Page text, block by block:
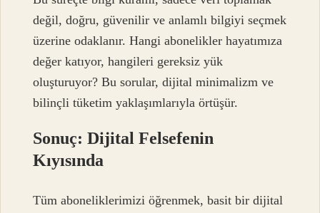
değil, doğru, güvenilir ve anlamlı bilgiyi seçmek
üzerine odaklanır. Hangi abonelikler hayatımıza
değer katıyor, hangileri gereksiz yük
oluşturuyor? Bu sorular, dijital minimalizm ve
bilinçli tüketim yaklaşımlarıyla örtüşür.
Sonuç: Dijital Felsefenin
Kıyısında
Tüm aboneliklerimizi öğrenmek, basit bir dijital